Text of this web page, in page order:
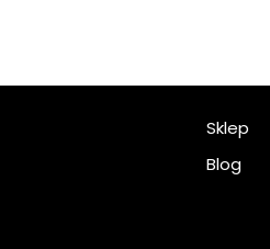
Sklep
Blog